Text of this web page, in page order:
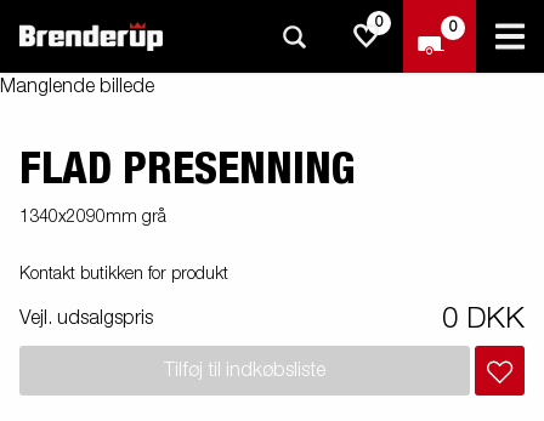
0 0
Manglende billede
FLAD PRESENNING
1340x2090mm grå
Kontakt butikken for produkt
Vejl. udsalgspris 0 DKK
Tilføj til indkøbsliste